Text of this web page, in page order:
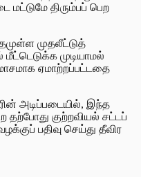
மட்டுமே திரும்பப் பெற
முதலீட்டுத்
முடியாமல்
ஏமாற்றப்பட்டதை
அடிப்படையில், இந்த
தற்போது குற்றவியல் சட்டப்
பதிவு செய்து தீவிர